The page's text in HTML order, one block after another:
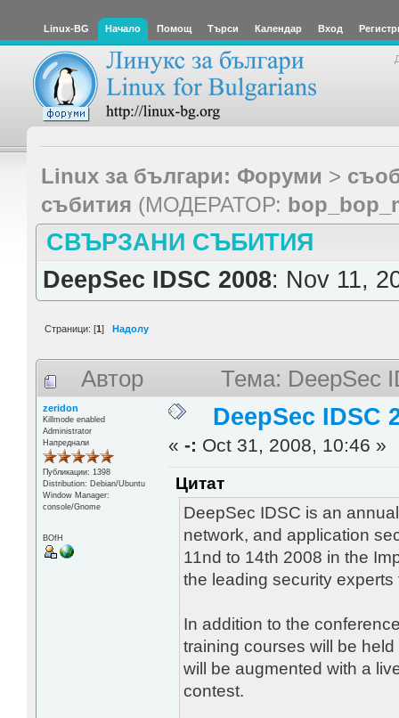
Linux-BG Начало Помощ Търси Календар Вход
Linux за българи: Форуми >
събития (МОДЕРАТОР:
СВЪРЗАНИ СЪБИТИЯ
DeepSec IDSC 2008: Nov 11,
Страници: [1] Надолу
Автор Тема: DeepSec
zeridon
Killmode enabled
Administrator
Напреднали
Публикации: 1398
Distribution: Debian/Ubuntu
Window Manager:
console/Gnome
BOfH
DeepSec IDSC
«-: Oct 31, 2008, 10:46 »
Цитат
DeepSec IDSC is an
network, and application
11nd to 14th 2008 in the
the leading security
In addition to the
training courses will be
will be augmented with a
contest.